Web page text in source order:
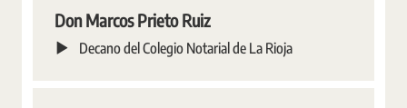
Don Marcos Prieto Ruiz
Decano del Colegio Notarial de La Rioja